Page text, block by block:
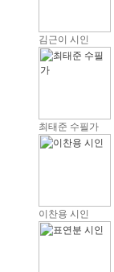
김근이 시인
최태준 수필가
이찬용 시인